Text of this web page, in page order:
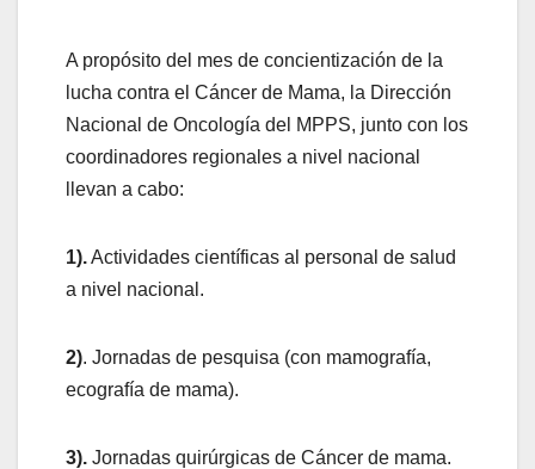
A propósito del mes de concientización de la
lucha contra el Cáncer de Mama, la Dirección
Nacional de Oncología del MPPS, junto con los
coordinadores regionales a nivel nacional
llevan a cabo:
1).Actividades científicas al personal de salud
a nivel nacional.
2). Jornadas de pesquisa (con mamografía,
ecografía de mama).
3). Jornadas quirúrgicas de Cáncer de mama.